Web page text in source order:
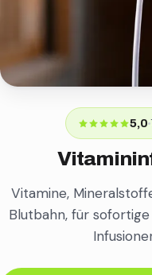
5,0
Vitamine,
Blutbahn, für sofortige